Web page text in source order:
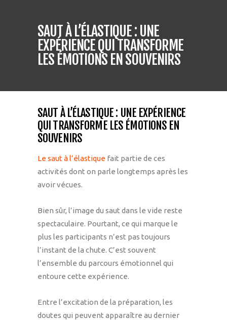
SAUT À L’ÉLASTIQUE : UNE
EXPÉRIENCE QUI TRANSFORME
LES ÉMOTIONS EN SOUVENIRS
SAUT À L’ÉLASTIQUE : UNE EXPÉRIENCE
QUI TRANSFORME LES ÉMOTIONS EN
SOUVENIRS
Le saut à l’élastique fait partie de ces
activités dont on parle longtemps après les
avoir vécues.
Bien sûr, l’image du saut dans le vide reste
spectaculaire. Pourtant, ce qui marque le
plus les participants n’est pas toujours
l’instant de la chute. C’est souvent
l’ensemble du parcours émotionnel qui
entoure cette expérience.
Entre l’excitation de la préparation, les
doutes qui peuvent apparaître au dernier